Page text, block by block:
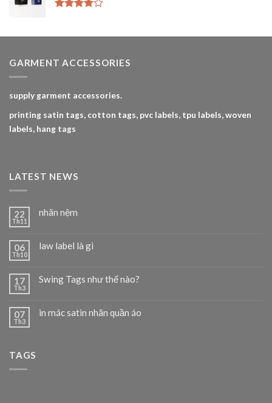
4.005
GARMENT ACCESSORIES
supply garment accessories.
printing satin tags, cotton tags, pvc labels, tpu labels, woven
labels, hang tags
LATEST NEWS
22
Th11
nhãn nệm
06
Th10
law label là gì
17
Th3
Swing Tags như thế nào?
07
Th3
in mác satin nhãn quần áo
TAGS